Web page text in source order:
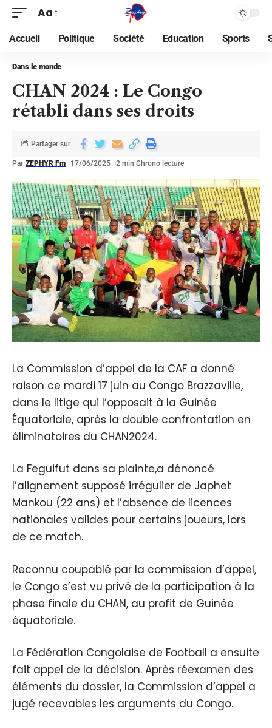
Aa
Accueil Politique Société Education Sports
Dans le monde
CHAN 2024 : Le Congo
rétabli dans ses droits
Par ZEPHYR Fm 17/06/2025 2 min Chrono lecture
Partager sur
La Commission d’appel de la CAF a donné
raison ce mardi 17 juin au Congo Brazzaville,
dans le litige qui l’opposait à la Guinée
Équatoriale, après la double confrontation en
éliminatoires du CHAN2024.
La Feguifut dans sa plainte,a dénoncé
l’alignement supposé irrégulier de Japhet
Mankou (22 ans) et l’absence de licences
nationales valides pour certains joueurs, lors
de ce match.
Reconnu coupablé par la commission d’appel,
le Congo s’est vu privé de la participation à la
phase finale du CHAN, au profit de Guinée
équatoriale.
La Fédération Congolaise de Football a ensuite
fait appel de la décision. Après réexamen des
éléments du dossier, la Commission d’appel a
jugé recevables les arguments du Congo.